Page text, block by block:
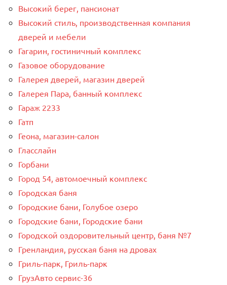
Высокий берег, пансионат
Высокий стиль, производственная компания
дверей и мебели
Гагарин, гостиничный комплекс
Газовое оборудование
Галерея дверей, магазин дверей
Галерея Пара, банный комплекс
Гараж 2233
Гатп
Геона, магазин-салон
Гласслайн
Горбани
Город 54, автомоечный комплекс
Городская баня
Городские бани, Голубое озеро
Городские бани, Городские бани
Городской оздоровительный центр, баня №7
Гренландия, русская баня на дровах
Гриль-парк, Гриль-парк
ГрузАвто сервис-36